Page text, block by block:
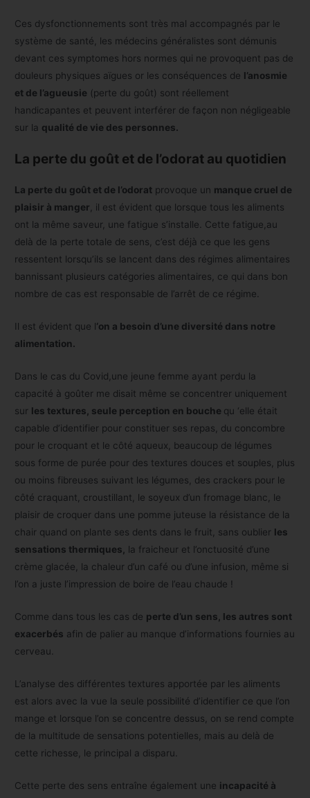
Ces dysfonctionnements sont très mal accompagnés par le
système de santé, les médecins généralistes sont démunis
devant ces symptomes hors normes qui ne provoquent pas de
douleurs physiques aïgues or les conséquences de l’anosmie
et de l’agueusie (perte du goût) sont réellement
handicapantes et peuvent interférer de façon non négligeable
sur la qualité de vie des personnes.
La perte du goût et de l’odorat au quotidien
La perte du goût et de l’odorat provoque un manque cruel de
plaisir à manger , il est évident que lorsque tous les aliments
ont la même saveur, une fatigue s’installe. Cette fatigue,au
delà de la perte totale de sens, c’est déjà ce que les gens
ressentent lorsqu’ils se lancent dans des régimes alimentaires
bannissant plusieurs catégories alimentaires, ce qui dans bon
nombre de cas est responsable de l’arrêt de ce régime.
Il est évident que l‘on a besoin d’une diversité dans notre
alimentation.
Dans le cas du Covid,une jeune femme ayant perdu la
capacité à goûter me disait même se concentrer uniquement
sur les textures, seule perception en bouche qu ‘elle était
capable d’identifier pour constituer ses repas, du concombre
pour le croquant et le côté aqueux, beaucoup de légumes
sous forme de purée pour des textures douces et souples, plus
ou moins fibreuses suivant les légumes, des crackers pour le
côté craquant, croustillant, le soyeux d’un fromage blanc, le
plaisir de croquer dans une pomme juteuse la résistance de la
chair quand on plante ses dents dans le fruit, sans oublier les
sensations thermiques,
la fraicheur et l’onctuosité d’une
crème glacée, la chaleur d’un café ou d’une infusion, même si
l’on a juste l’impression de boire de l’eau chaude !
Comme dans tous les cas de perte d’un sens, les autres sont
exacerbés afin de palier au manque d’informations fournies au
cerveau.
L’analyse des différentes textures apportée par les aliments
est alors avec la vue la seule possibilité d’identifier ce que l’on
mange et lorsque l’on se concentre dessus, on se rend compte
de la multitude de sensations potentielles, mais au delà de
cette richesse, le principal a disparu.
Cette perte des sens entraîne également une incapacité à